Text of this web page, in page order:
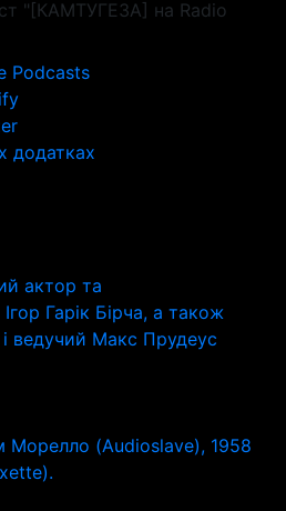
"[КАМТУГЕЗА] на Radio
Podcasts
додатках
актор та
Гарік Бірча, а також
ведучий Макс Прудеус
Морелло (Audioslave), 1958